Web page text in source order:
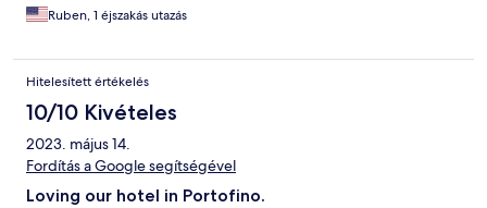
Ruben, 1 éjszakás utazás
Hitelesített értékelés
10/10 Kivételes
2023. május 14.
Fordítás a Google segítségével
Loving our hotel in Portofino.